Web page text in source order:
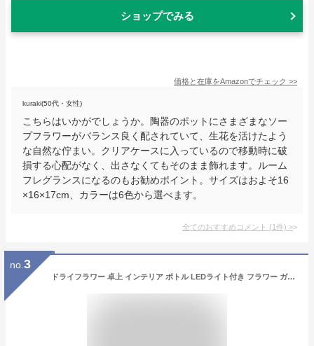
ショップでみる
価格と在庫をAmazonでチェック >>
kuraki(50代・女性)
こちらはいかがでしょうか。陶器のポットにさまざまなソー
プフラワーがバランス良く配されていて、生花を活けたよう
な自然な佇まい。クリアケースに入っているので移動時に破
損する心配がなく、出さなくてもそのまま飾れます。ルーム
フレグランスになるのもお勧めポイント。サイズはおよそ16
×16×17cm、カラーは6色から選べます。
全てのおすすめコメント (1件) >
no. 3
ドライフラワー 卓上 インテリア ボトル LEDライト付き フラワー ガラス瓶 送料無料 誕生日 バースデー 母 お祝い 北欧 ドライ 花束 卒業 入学 新生活 寿 退職 プレゼント ギフト かわいい おしゃれ 祝い お祝い 記念品 送別会 母の日